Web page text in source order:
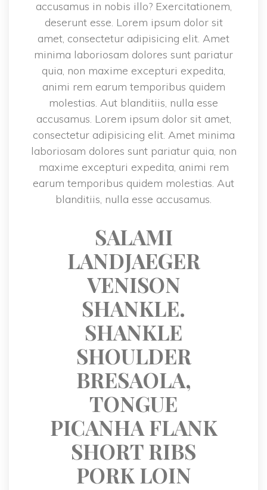
accusamus in nobis illo? Exercitationem,
deserunt esse. Lorem ipsum dolor sit
amet, consectetur adipisicing elit. Amet
minima laboriosam dolores sunt pariatur
quia, non maxime excepturi expedita,
animi rem earum temporibus quidem
molestias. Aut blanditiis, nulla esse
accusamus. Lorem ipsum dolor sit amet,
consectetur adipisicing elit. Amet minima
laboriosam dolores sunt pariatur quia, non
maxime excepturi expedita, animi rem
earum temporibus quidem molestias. Aut
blanditiis, nulla esse accusamus.
SALAMI
LANDJAEGER
VENISON
SHANKLE.
SHANKLE
SHOULDER
BRESAOLA,
TONGUE
PICANHA FLANK
SHORT RIBS
PORK LOIN